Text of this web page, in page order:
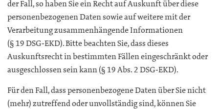
der Fall, so haben Sie ein Recht auf Auskunft über diese
personenbezogenen Daten sowie auf weitere mit der
Verarbeitung zusammenhängende Informationen
(§ 19 DSG‑EKD). Bitte beachten Sie, dass dieses
Auskunftsrecht in bestimmten Fällen eingeschränkt oder
ausgeschlossen sein kann (§ 19 Abs. 2 DSG‑EKD).
Für den Fall, dass personenbezogene Daten über Sie nicht
(mehr) zutreffend oder unvollständig sind, können Sie